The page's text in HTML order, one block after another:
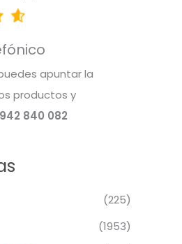
apuntar la
productos y
942 840 082
(225)
(1953)